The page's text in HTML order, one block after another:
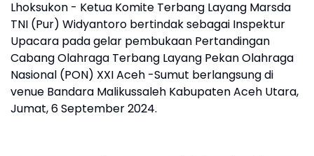
Lhoksukon - Ketua Komite Terbang Layang Marsda
TNI (Pur) Widyantoro bertindak sebagai Inspektur
Upacara pada gelar pembukaan Pertandingan
Cabang Olahraga Terbang Layang Pekan Olahraga
Nasional (PON) XXI Aceh -Sumut berlangsung di
venue Bandara Malikussaleh Kabupaten Aceh Utara,
Jumat, 6 September 2024.